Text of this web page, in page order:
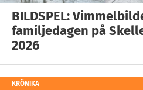
BILDSPEL:
familjedagen på
2026
KRÖNIKA